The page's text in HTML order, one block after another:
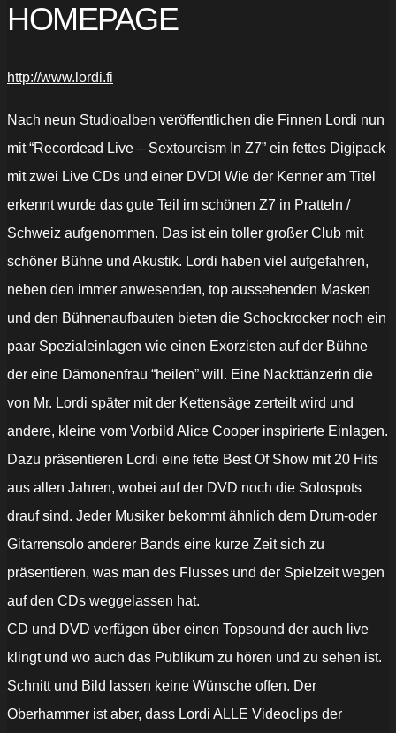
HOMEPAGE
http://www.lordi.fi
Nach neun Studioalben veröffentlichen die Finnen Lordi nun
mit “Recordead Live – Sextourcism In Z7” ein fettes Digipack
mit zwei Live CDs und einer DVD! Wie der Kenner am Titel
erkennt wurde das gute Teil im schönen Z7 in Pratteln /
Schweiz aufgenommen. Das ist ein toller großer Club mit
schöner Bühne und Akustik. Lordi haben viel aufgefahren,
neben den immer anwesenden, top aussehenden Masken
und den Bühnenaufbauten bieten die Schockrocker noch ein
paar Spezialeinlagen wie einen Exorzisten auf der Bühne
der eine Dämonenfrau “heilen” will. Eine Nackttänzerin die
von Mr. Lordi später mit der Kettensäge zerteilt wird und
andere, kleine vom Vorbild Alice Cooper inspirierte Einlagen.
Dazu präsentieren Lordi eine fette Best Of Show mit 20 Hits
aus allen Jahren, wobei auf der DVD noch die Solospots
drauf sind. Jeder Musiker bekommt ähnlich dem Drum-oder
Gitarrensolo anderer Bands eine kurze Zeit sich zu
präsentieren, was man des Flusses und der Spielzeit wegen
auf den CDs weggelassen hat.
CD und DVD verfügen über einen Topsound der auch live
klingt und wo auch das Publikum zu hören und zu sehen ist.
Schnitt und Bild lassen keine Wünsche offen. Der
Oberhammer ist aber, dass Lordi ALLE Videoclips der